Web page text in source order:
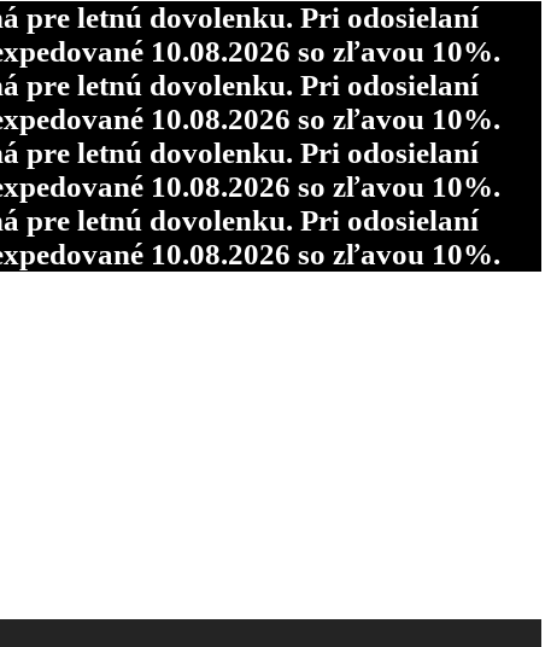
pre letnú dovolenku. Pri odosielaní
10.08.2026 so zľavou 10%.
pre letnú dovolenku. Pri odosielaní
10.08.2026 so zľavou 10%.
pre letnú dovolenku. Pri odosielaní
10.08.2026 so zľavou 10%.
pre letnú dovolenku. Pri odosielaní
10.08.2026 so zľavou 10%.